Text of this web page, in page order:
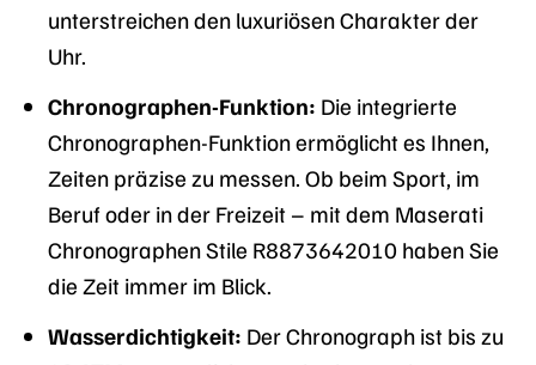
unterstreichen den luxuriösen Charakter der
Uhr.
Chronographen-Funktion: Die integrierte
Chronographen-Funktion ermöglicht es Ihnen,
Zeiten präzise zu messen. Ob beim Sport, im
Beruf oder in der Freizeit – mit dem Maserati
Chronographen Stile R8873642010 haben Sie
die Zeit immer im Blick.
Wasserdichtigkeit: Der Chronograph ist bis zu